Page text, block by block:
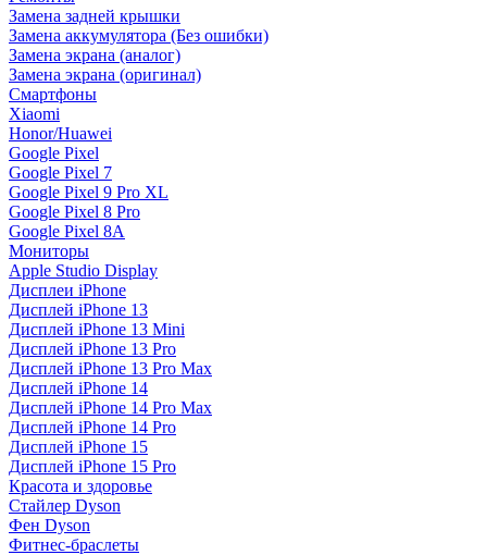
Замена задней крышки
Замена аккумулятора (Без ошибки)
Замена экрана (аналог)
Замена экрана (оригинал)
Смартфоны
Xiaomi
Honor/Huawei
Google Pixel
Google Pixel 7
Google Pixel 9 Pro XL
Google Pixel 8 Pro
Google Pixel 8A
Мониторы
Apple Studio Display
Дисплеи iPhone
Дисплей iPhone 13
Дисплей iPhone 13 Mini
Дисплей iPhone 13 Pro
Дисплей iPhone 13 Pro Max
Дисплей iPhone 14
Дисплей iPhone 14 Pro Max
Дисплей iPhone 14 Pro
Дисплей iPhone 15
Дисплей iPhone 15 Pro
Красота и здоровье
Стайлер Dyson
Фен Dyson
Фитнес-браслеты